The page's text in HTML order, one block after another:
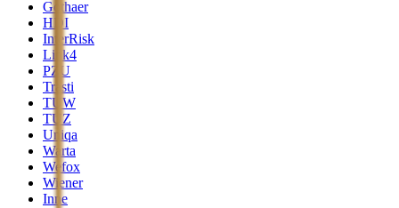
Gothaer
HDI
InterRisk
Link4
PZU
Trasti
TUW
TUZ
Uniqa
Warta
Wefox
Wiener
Inne